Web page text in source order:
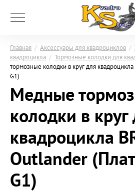
Главная / Аксессуары для квадроциклов /
квадроцикла / Тормозные колодки для
тормозные колодки в круг для
G1)
Медные
колодки в круг
квадроцикла
Outlander
G1)